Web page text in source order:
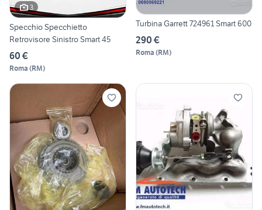
3
Specchio Specchietto
Retrovisore Sinistro Smart 45
60 €
Roma (RM)
Turbina Garrett 724961 Smart 600
290 €
Roma (RM)